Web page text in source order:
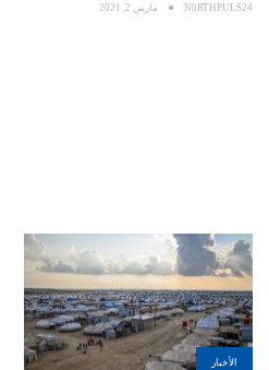
N0RTHPULS24 مارس 2, 2021
الأخبار